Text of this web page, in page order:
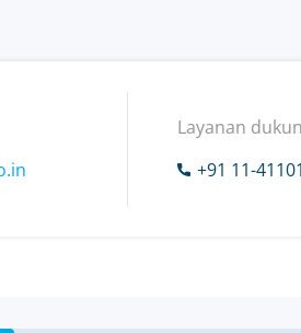
Layanan
+91 11-